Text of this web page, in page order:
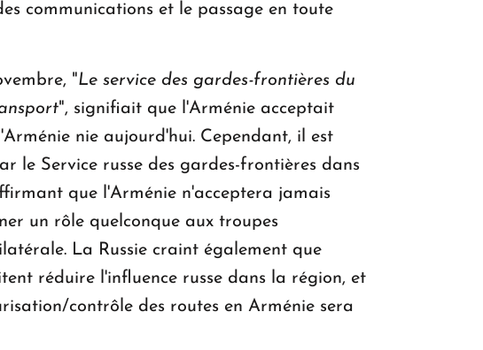
communications et le passage en toute
"Le service des gardes-frontières du
", signifiait que l'Arménie acceptait
nie aujourd'hui. Cependant, il est
le Service russe des gardes-frontières dans
que l'Arménie n'acceptera jamais
un rôle quelconque aux troupes
La Russie craint également que
réduire l'influence russe dans la région, et
contrôle des routes en Arménie sera